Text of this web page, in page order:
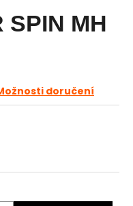
SPIN MH
doručení